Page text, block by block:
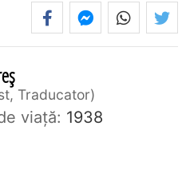
Traducator
viaţă: 1938